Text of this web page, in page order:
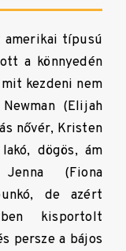
amerikai típusú
a könnyedén
kezdeni nem
(Elijah
nővér, Kristen
dögös, ám
(Fiona
de azért
kisportolt
persze a bájos